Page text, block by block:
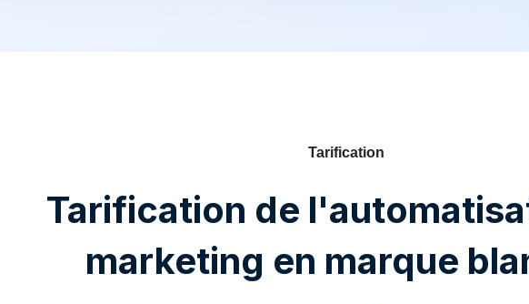
Tarification
Tarification de
marketing en marque